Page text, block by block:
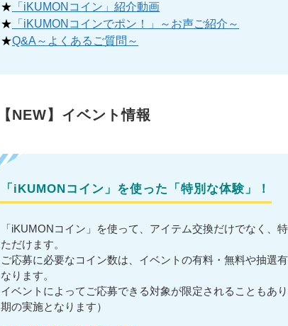
★ 「iKUMONコイン」紹介動画
★ 「iKUMONコインでポン！」～お声ご紹介～
★Q&A～よくあるご質問～
【NEW】イベント情報
「iKUMONコイン」を使った「特別な体験」！
「iKUMONコイン」を使って、アイテム交換だけでなく、
ただけます。
ご応募に必要なコイン数は、イベントの有料・無料や抽選
なります。
イベントによってご応募できる対象が限定されることもあ
期の実施となります）